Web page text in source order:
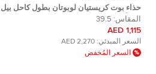
حذاء بوت كريستيان لوبوتان بطول كاحل بيل
جلد أسود مقاس 39
المقاس: 39.5
1,115 AED
السعر المبدئي: 2,270 AED
السعر المُخفض